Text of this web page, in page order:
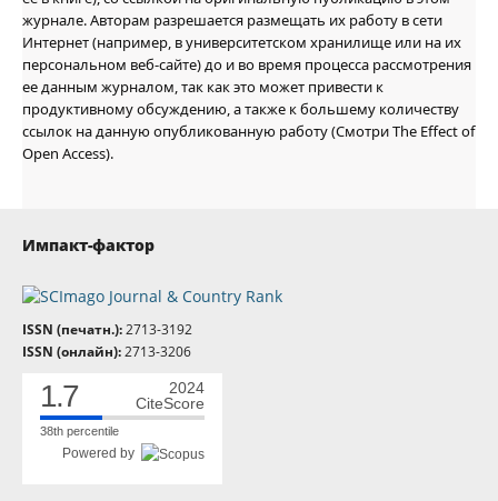
журнале. Авторам разрешается размещать их работу в сети
Интернет (например, в университетском хранилище или на их
персональном веб-сайте) до и во время процесса рассмотрения
ее данным журналом, так как это может привести к
продуктивному обсуждению, а также к большему количеству
ссылок на данную опубликованную работу (Смотри The Effect of
Open Access).
Импакт-фактор
ISSN (печатн.):2713-3192
ISSN (онлайн):2713-3206
1.7
2024
CiteScore
38th percentile
Powered by